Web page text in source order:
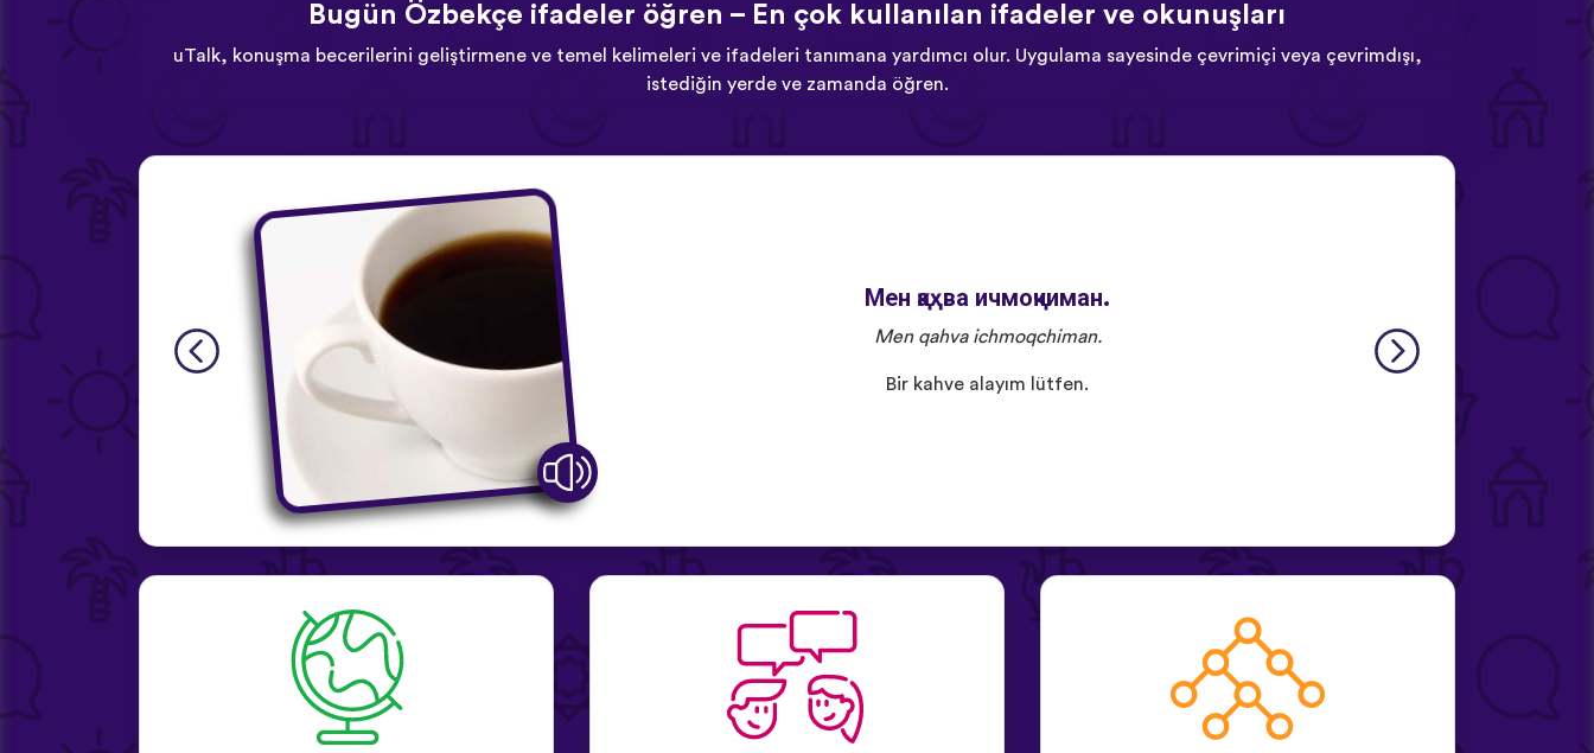
Bugün Özbekçe ifadeler öğren – En çok kullanılan ifadeler ve okunuşları
uTalk, konuşma becerilerini geliştirmene ve temel kelimeleri ve ifadeleri tanımana yardımcı olur. Uygulama sayesinde çevrimiçi veya çevrimdışı,
istediğin yerde ve zamanda öğren.
Мен қаҳва ичмоқчиман.
Men qahva ichmoqchiman.
Bir kahve alayım lütfen.